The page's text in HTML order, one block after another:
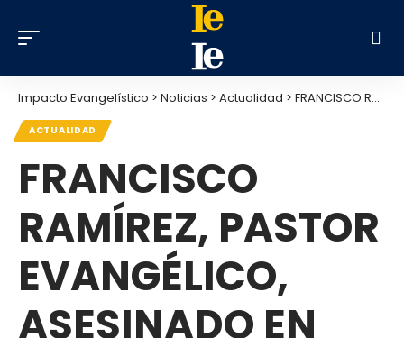
Impacto Evangelístico > Noticias > Actualidad > FRANCISCO RAMÍREZ, PASTOR EVANGÉLICO, ASESINADO EN BOLIVIA
ACTUALIDAD
FRANCISCO
RAMÍREZ, PASTOR
EVANGÉLICO,
ASESINADO EN